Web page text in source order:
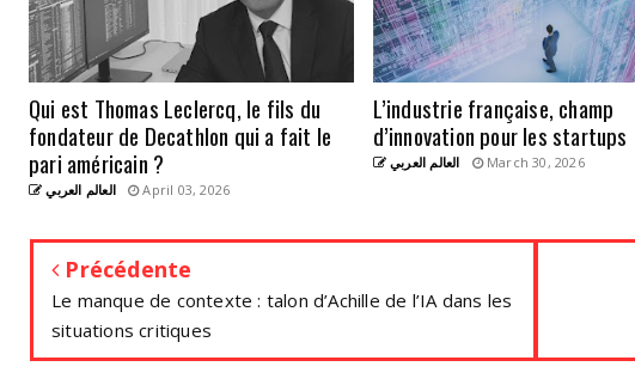
Qui est Thomas Leclercq, le fils du
fondateur de Decathlon qui a fait le
pari américain ?
العالم العربي April 03, 2026
L’industrie française, champ
d’innovation pour les startups
العالم العربي March 30, 2026
Précédente
Le manque de contexte : talon d’Achille de l’IA dans les
situations critiques